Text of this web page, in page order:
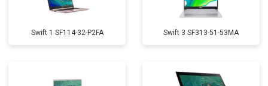
Swift 1 SF114-32-P2FA Swift 3 SF313-51-53MA